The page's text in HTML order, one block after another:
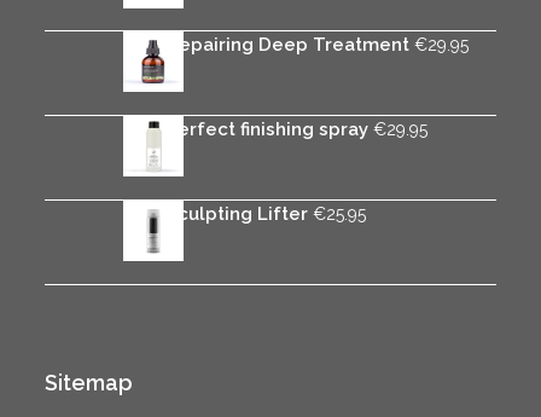
Rica Repairing Deep Treatment €29.95
Rica Perfect finishing spray €29.95
Rica Sculpting Lifter €25.95
Sitemap